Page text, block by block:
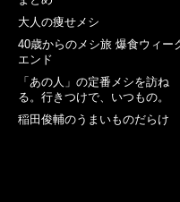
大人の痩せメシ
40歳からのメシ旅 爆食ウィー
エンド
「あの人」の定番メシを訪ね
る。行きつけで、いつもの。
稲田俊輔のうまいものだらけ